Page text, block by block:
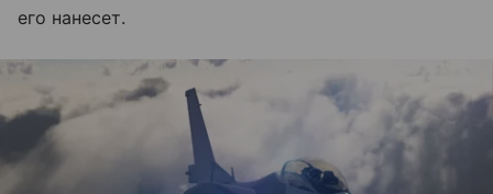
его нанесет.